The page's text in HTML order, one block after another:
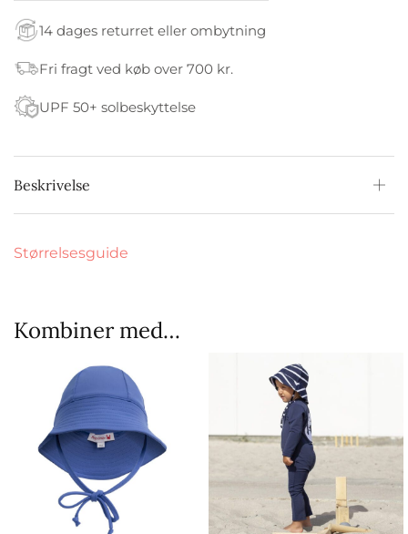
14 dages returret eller ombytning
Fri fragt ved køb over 700 kr.
UPF 50+ solbeskyttelse
Beskrivelse
Størrelsesguide
Kombiner med…